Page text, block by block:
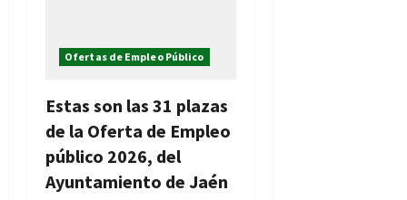
Ofertas de Empleo Público
Estas son las 31 plazas
de la Oferta de Empleo
público 2026, del
Ayuntamiento de Jaén